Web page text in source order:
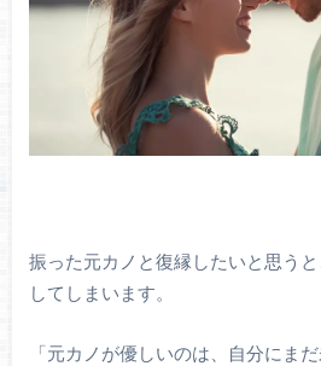
振った元カノと復縁したいと思う
してしまいます。
「元カノが優しいのは、自分にま